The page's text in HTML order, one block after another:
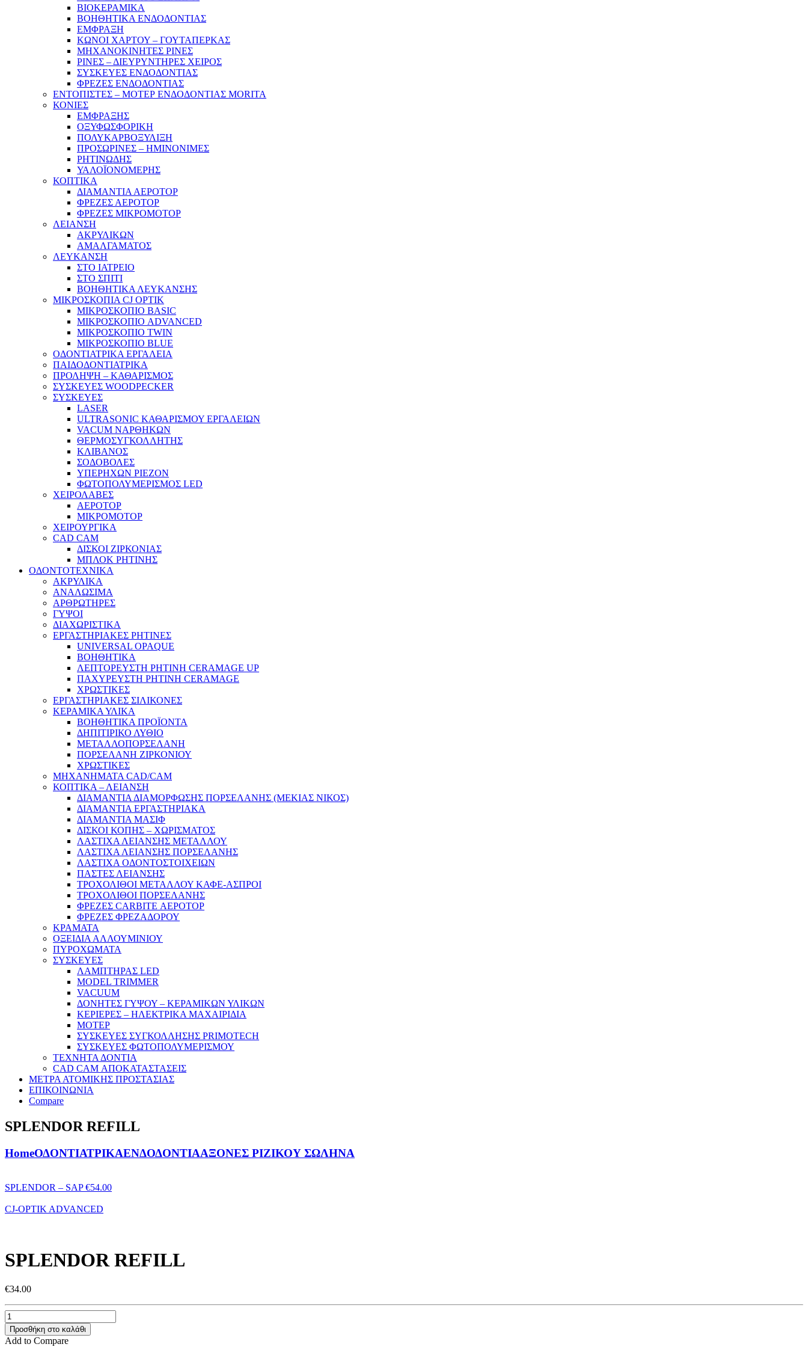
ΒΙΟΚΕΡΑΜΙΚΑ
ΒΟΗΘΗΤΙΚΑ ΕΝΔΟΔΟΝΤΙΑΣ
ΕΜΦΡΑΞΗ
ΚΩΝΟΙ ΧΑΡΤΟΥ – ΓΟΥΤΑΠΕΡΚΑΣ
ΜΗΧΑΝΟΚΙΝΗΤΕΣ ΡΙΝΕΣ
ΡΙΝΕΣ – ΔΙΕΥΡΥΝΤΗΡΕΣ ΧΕΙΡΟΣ
ΣΥΣΚΕΥΕΣ ΕΝΔΟΔΟΝΤΙΑΣ
ΦΡΕΖΕΣ ΕΝΔΟΔΟΝΤΙΑΣ
ΕΝΤΟΠΙΣΤΕΣ – ΜΟΤΕΡ ΕΝΔΟΔΟΝΤΙΑΣ MORITA
ΚΟΝΙΕΣ
ΕΜΦΡΑΞΗΣ
ΟΞΥΦΩΣΦΟΡΙΚΗ
ΠΟΛΥΚΑΡΒΟΞΥΛΙΞΗ
ΠΡΟΣΩΡΙΝΕΣ – ΗΜΙΝΟΝΙΜΕΣ
ΡΗΤΙΝΩΔΗΣ
ΥΑΛΟΪΟΝΟΜΕΡΗΣ
ΚΟΠΤΙΚΑ
ΔΙΑΜΑΝΤΙΑ ΑΕΡΟΤΟΡ
ΦΡΕΖΕΣ ΑΕΡΟΤΟΡ
ΦΡΕΖΕΣ ΜΙΚΡΟΜΟΤΟΡ
ΛΕΙΑΝΣΗ
ΑΚΡΥΛΙΚΩΝ
ΑΜΑΛΓΑΜΑΤΟΣ
ΛΕΥΚΑΝΣΗ
ΣΤΟ ΙΑΤΡΕΙΟ
ΣΤΟ ΣΠΙΤΙ
ΒΟΗΘΗΤΙΚΑ ΛΕΥΚΑΝΣΗΣ
ΜΙΚΡΟΣΚΟΠΙΑ CJ OPTIK
ΜΙΚΡΟΣΚΟΠΙΟ BASIC
ΜΙΚΡΟΣΚΟΠΙΟ ADVANCED
ΜΙΚΡΟΣΚΟΠΙΟ TWIN
ΜΙΚΡΟΣΚΟΠΙΟ BLUE
ΟΔΟΝΤΙΑΤΡΙΚΑ ΕΡΓΑΛΕΙΑ
ΠΑΙΔΟΔΟΝΤΙΑΤΡΙΚΑ
ΠΡΟΛΗΨΗ – ΚΑΘΑΡΙΣΜΟΣ
ΣΥΣΚΕΥΕΣ WOODPECKER
ΣΥΣΚΕΥΕΣ
LASER
ULTRASONIC ΚΑΘΑΡΙΣΜΟΥ ΕΡΓΑΛΕΙΩΝ
VACUM ΝΑΡΘΗΚΩΝ
ΘΕΡΜΟΣΥΓΚΟΛΛΗΤΗΣ
ΚΛΙΒΑΝΟΣ
ΣΟΔΟΒΟΛΕΣ
ΥΠΕΡΗΧΩΝ PIEZON
ΦΩΤΟΠΟΛΥΜΕΡΙΣΜΟΣ LED
ΧΕΙΡΟΛΑΒΕΣ
ΑΕΡΟΤΟΡ
ΜΙΚΡΟΜΟΤΟΡ
ΧΕΙΡΟΥΡΓΙΚΑ
CAD CAM
ΔΙΣΚΟΙ ΖΙΡΚΟΝΙΑΣ
ΜΠΛΟΚ ΡΗΤΙΝΗΣ
ΟΔΟΝΤΟΤΕΧΝΙΚΑ
ΑΚΡΥΛΙΚΑ
ΑΝΑΛΩΣΙΜΑ
ΑΡΘΡΩΤΗΡΕΣ
ΓΥΨΟΙ
ΔΙΑΧΩΡΙΣΤΙΚΑ
ΕΡΓΑΣΤΗΡΙΑΚΕΣ ΡΗΤΙΝΕΣ
UNIVERSAL OPAQUE
ΒΟΗΘΗΤΙΚΑ
ΛΕΠΤΟΡΕΥΣΤΗ ΡΗΤΙΝΗ CERAMAGE UP
ΠΑΧΥΡΕΥΣΤΗ ΡΗΤΙΝΗ CERAMAGE
ΧΡΩΣΤΙΚΕΣ
ΕΡΓΑΣΤΗΡΙΑΚΕΣ ΣΙΛΙΚΟΝΕΣ
ΚΕΡΑΜΙΚΑ ΥΛΙΚΑ
ΒΟΗΘΗΤΙΚΑ ΠΡΟΪΟΝΤΑ
ΔΗΠΙΤΙΡΙΚΟ ΛΥΘΙΟ
ΜΕΤΑΛΛΟΠΟΡΣΕΛΑΝΗ
ΠΟΡΣΕΛΑΝΗ ΖΙΡΚΟΝΙΟΥ
ΧΡΩΣΤΙΚΕΣ
ΜΗΧΑΝΗΜΑΤΑ CAD/CAM
ΚΟΠΤΙΚΑ – ΛΕΙΑΝΣΗ
ΔΙΑΜΑΝΤΙΑ ΔΙΑΜΟΡΦΩΣΗΣ ΠΟΡΣΕΛΑΝΗΣ (ΜΕΚΙΑΣ ΝΙΚΟΣ)
ΔΙΑΜΑΝΤΙΑ ΕΡΓΑΣΤΗΡΙΑΚΑ
ΔΙΑΜΑΝΤΙΑ ΜΑΣΙΦ
ΔΙΣΚΟΙ ΚΟΠΗΣ – ΧΩΡΙΣΜΑΤΟΣ
ΛΑΣΤΙΧΑ ΛΕΙΑΝΣΗΣ ΜΕΤΑΛΛΟΥ
ΛΑΣΤΙΧΑ ΛΕΙΑΝΣΗΣ ΠΟΡΣΕΛΑΝΗΣ
ΛΑΣΤΙΧΑ ΟΔΟΝΤΟΣΤΟΙΧΕΙΩΝ
ΠΑΣΤΕΣ ΛΕΙΑΝΣΗΣ
ΤΡΟΧΟΛΙΘΟΙ ΜΕΤΑΛΛΟΥ ΚΑΦΕ-ΑΣΠΡΟΙ
ΤΡΟΧΟΛΙΘΟΙ ΠΟΡΣΕΛΑΝΗΣ
ΦΡΕΖΕΣ CARBITE ΑΕΡΟΤΟΡ
ΦΡΕΖΕΣ ΦΡΕΖΑΔΟΡΟΥ
ΚΡΑΜΑΤΑ
ΟΞΕΙΔΙΑ ΑΛΛΟΥΜΙΝΙΟΥ
ΠΥΡΟΧΩΜΑΤΑ
ΣΥΣΚΕΥΕΣ
ΛΑΜΠΤΗΡΑΣ LED
MODEL TRIMMER
VACUUM
ΔΟΝΗΤΕΣ ΓΥΨΟΥ – ΚΕΡΑΜΙΚΩΝ ΥΛΙΚΩΝ
ΚΕΡΙΕΡΕΣ – ΗΛΕΚΤΡΙΚΑ ΜΑΧΑΙΡΙΔΙΑ
ΜΟΤΕΡ
ΣΥΣΚΕΥΕΣ ΣΥΓΚΟΛΛΗΣΗΣ PRIMOTECH
ΣΥΣΚΕΥΕΣ ΦΩΤΟΠΟΛΥΜΕΡΙΣΜΟΥ
ΤΕΧΝΗΤΑ ΔΟΝΤΙΑ
CAD CAM ΑΠΟΚΑΤΑΣΤΑΣΕΙΣ
ΜΕΤΡΑ ΑΤΟΜΙΚΗΣ ΠΡΟΣΤΑΣΙΑΣ
ΕΠΙΚΟΙΝΩΝΙΑ
Compare
SPLENDOR REFILL
HomeΟΔΟΝΤΙΑΤΡΙΚΑΕΝΔΟΔΟΝΤΙΑΑΞΟΝΕΣ ΡΙΖΙΚΟΥ ΣΩΛΗΝΑ
SPLENDOR – SAP €54.00
CJ-OPTIK ADVANCED
SPLENDOR REFILL
€34.00
Προσθήκη στο καλάθι
Add to Compare